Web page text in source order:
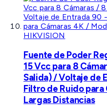
HIKVISION
Fuente de Poder
15 Vcc para 8
Salida) / Voltaje de
Filtro de Ruido para
Largas Distancias